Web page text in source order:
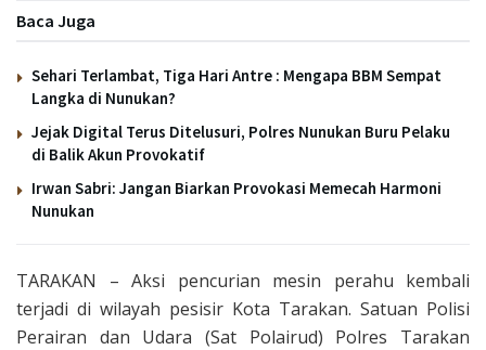
Baca Juga
Sehari Terlambat, Tiga Hari Antre : Mengapa BBM Sempat
Langka di Nunukan?
Jejak Digital Terus Ditelusuri, Polres Nunukan Buru Pelaku
di Balik Akun Provokatif
Irwan Sabri: Jangan Biarkan Provokasi Memecah Harmoni
Nunukan
TARAKAN – Aksi pencurian mesin perahu kembali
terjadi di wilayah pesisir Kota Tarakan. Satuan Polisi
Perairan dan Udara (Sat Polairud) Polres Tarakan